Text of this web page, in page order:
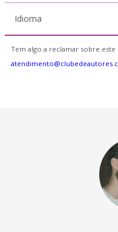
Idioma
Tem algo a reclamar sobre este